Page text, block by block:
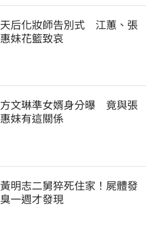
天后化妝師告別式　江蕙、張
惠妹花籃致哀
方文琳準女婿身分曝　竟與張
惠妹有這關係
黃明志二舅猝死住家！屍體發
臭一週才發現